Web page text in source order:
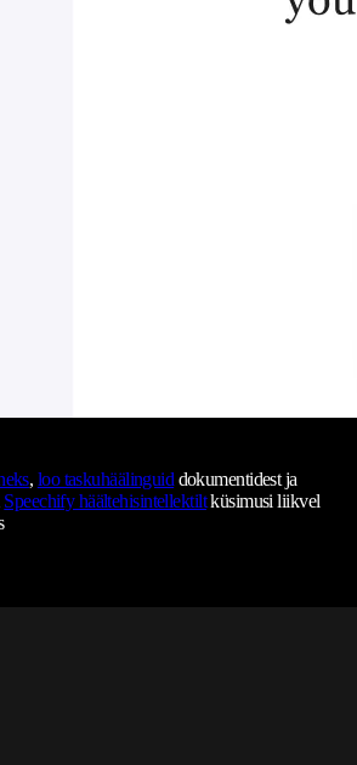
, loo taskuhäälinguiddokumentidest ja
Speechify häältehisintellektiltküsimusi liikvel